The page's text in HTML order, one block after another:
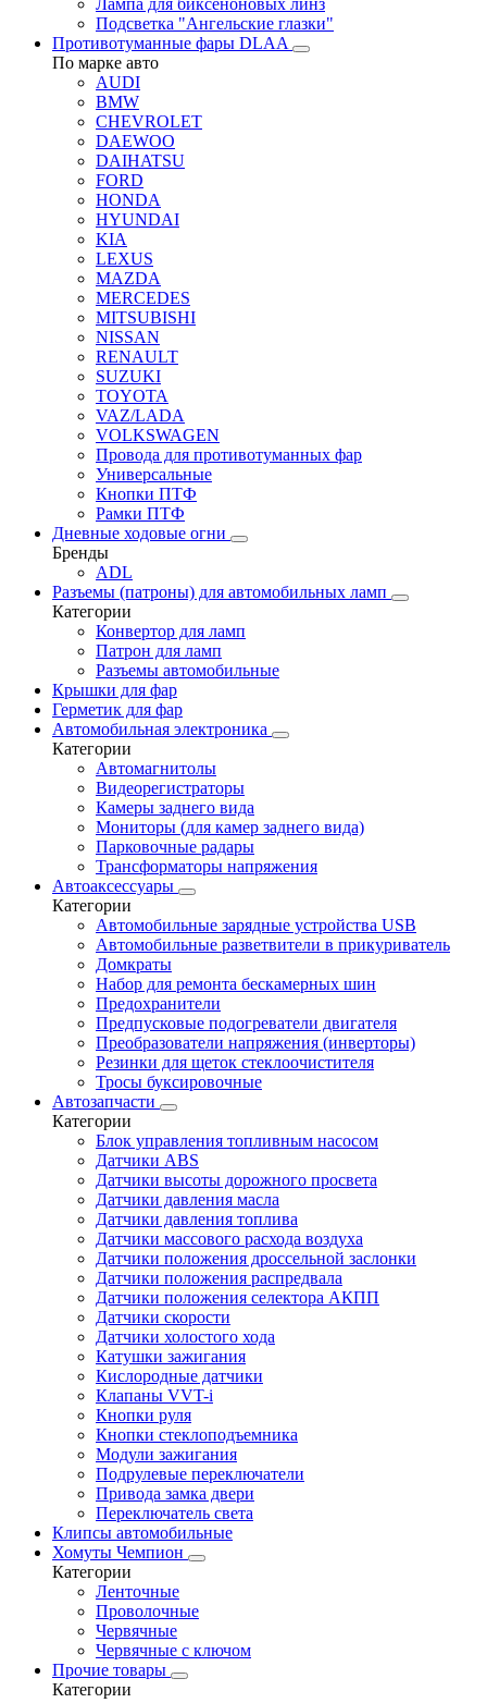
Лампа для биксеноновых линз
Подсветка "Ангельские глазки"
Противотуманные фары DLAA
По марке авто
AUDI
BMW
CHEVROLET
DAEWOO
DAIHATSU
FORD
HONDA
HYUNDAI
KIA
LEXUS
MAZDA
MERCEDES
MITSUBISHI
NISSAN
RENAULT
SUZUKI
TOYOTA
VAZ/LADA
VOLKSWAGEN
Провода для противотуманных фар
Универсальные
Кнопки ПТФ
Рамки ПТФ
Дневные ходовые огни
Бренды
ADL
Разъемы (патроны) для автомобильных ламп
Категории
Конвертор для ламп
Патрон для ламп
Разъемы автомобильные
Крышки для фар
Герметик для фар
Автомобильная электроника
Категории
Автомагнитолы
Видеорегистраторы
Камеры заднего вида
Мониторы (для камер заднего вида)
Парковочные радары
Трансформаторы напряжения
Автоаксессуары
Категории
Автомобильные зарядные устройства USB
Автомобильные разветвители в прикуриватель
Домкраты
Набор для ремонта бескамерных шин
Предохранители
Предпусковые подогреватели двигателя
Преобразователи напряжения (инверторы)
Резинки для щеток стеклоочистителя
Тросы буксировочные
Автозапчасти
Категории
Блок управления топливным насосом
Датчики ABS
Датчики высоты дорожного просвета
Датчики давления масла
Датчики давления топлива
Датчики массового расхода воздуха
Датчики положения дроссельной заслонки
Датчики положения распредвала
Датчики положения селектора АКПП
Датчики скорости
Датчики холостого хода
Катушки зажигания
Кислородные датчики
Клапаны VVT-i
Кнопки руля
Кнопки стеклоподъемника
Модули зажигания
Подрулевые переключатели
Привода замка двери
Переключатель света
Клипсы автомобильные
Хомуты Чемпион
Категории
Ленточные
Проволочные
Червячные
Червячные с ключом
Прочие товары
Категории